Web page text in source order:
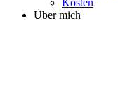
Kosten
Über mich